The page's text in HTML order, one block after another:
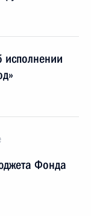
Фонда